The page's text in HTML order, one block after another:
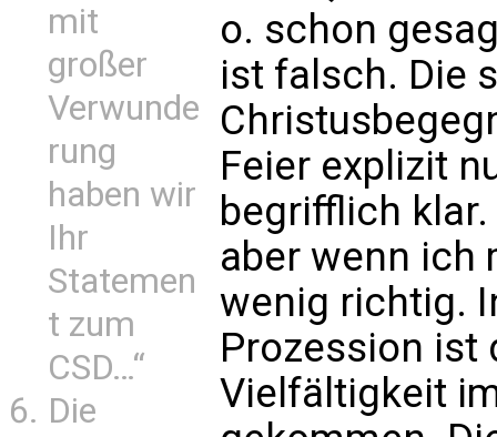
mit
großer
Verwunde
rung
haben wir
Ihr
Statemen
t zum
CSD…“
Die
o. schon
ist falsch. Die
Feier explizit
begrifflich
aber wenn ich
wenig richtig.
Prozession ist
Vielfältigkeit